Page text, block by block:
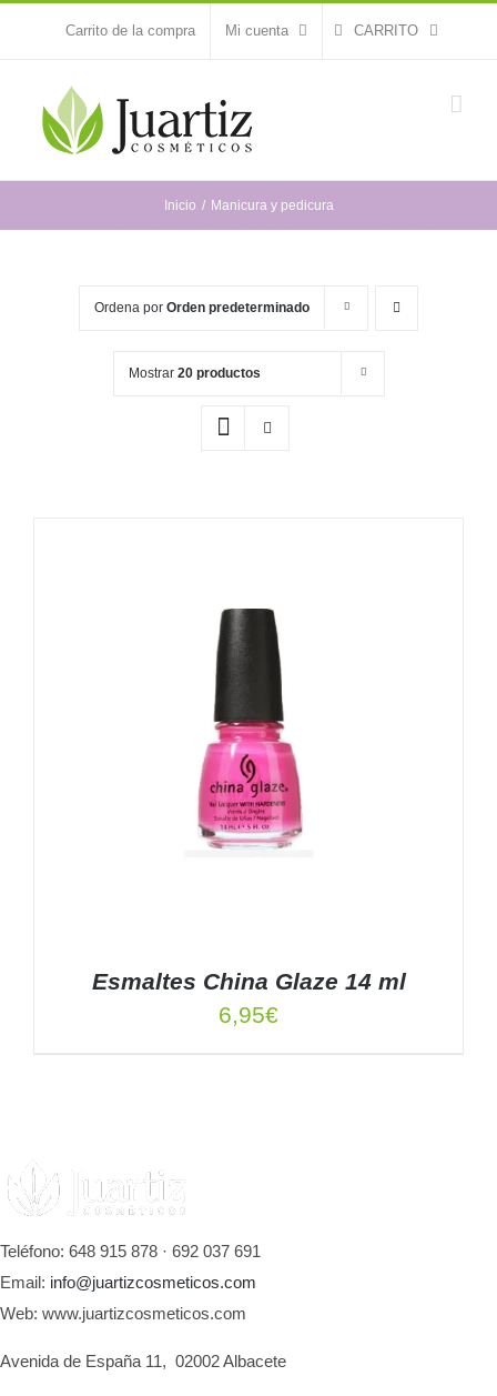
Carrito de la compra Mi cuenta CARRITO
Inicio Manicura y pedicura
Ordena por Orden predeterminado
Mostrar 20 productos
Esmaltes China Glaze 14 ml
6,95€
Teléfono: 648 915 878 · 692 037 691
Email: info@juartizcosmeticos.com
Web: www.juartizcosmeticos.com
Avenida de España 11, 02002 Albacete